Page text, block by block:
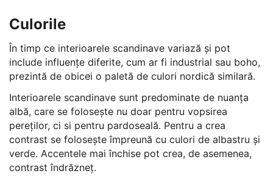
Culorile
În timp ce interioarele scandinave variază și pot
include influențe diferite, cum ar fi industrial sau boho,
prezintă de obicei o paletă de culori nordică similară.
Interioarele scandinave sunt predominate de nuanța
albă, care se folosește nu doar pentru vopsirea
pereților, ci si pentru pardoseală. Pentru a crea
contrast se folosește împreună cu culori de albastru și
verde. Accentele mai închise pot crea, de asemenea,
contrast îndrăzneț.